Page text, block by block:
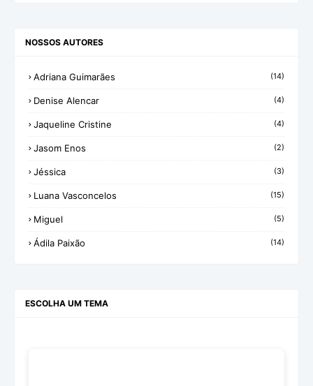
NOSSOS AUTORES
Adriana Guimarães (14)
Denise Alencar (4)
Jaqueline Cristine (4)
Jasom Enos (2)
Jéssica (3)
Luana Vasconcelos (15)
Miguel (5)
Ádila Paixão (14)
ESCOLHA UM TEMA